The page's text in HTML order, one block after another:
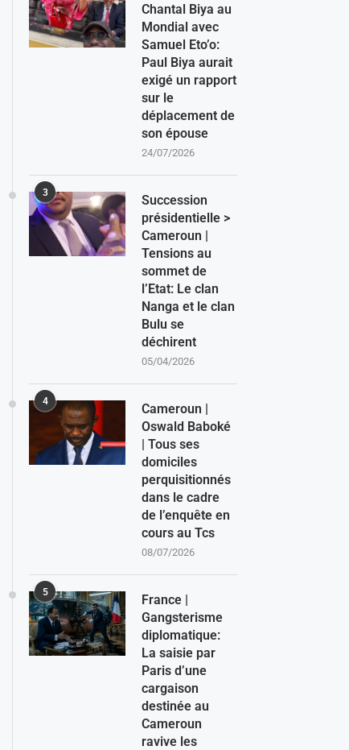
Chantal Biya au
Mondial avec
Samuel Eto’o:
Paul Biya aurait
exigé un rapport
sur le
déplacement de
son épouse
24/07/2026
3
Succession
présidentielle >
Cameroun |
Tensions au
sommet de
l’Etat: Le clan
Nanga et le clan
Bulu se
déchirent
05/04/2026
4
Cameroun |
Oswald Baboké
| Tous ses
domiciles
perquisitionnés
dans le cadre
de l’enquête en
cours au Tcs
08/07/2026
5
France |
Gangsterisme
diplomatique:
La saisie par
Paris d’une
cargaison
destinée au
Cameroun
ravive les